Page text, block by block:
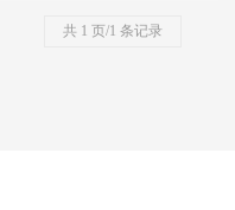
共 1 页/1 条记录